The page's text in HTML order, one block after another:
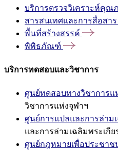
บริการตรวจวิเคราะห์คุณ
สารสนเทศและการสื่อสาร
พื้นที่สร้างสรรค์
พิพิธภัณฑ์
บริการทดสอบและวิชาการ
ศูนย์ทดสอบทางวิชาการแ
วิชาการแห่งจุฬาฯ
ศูนย์การแปลและการล่าม
และการล่ามเฉลิมพระเกีย
ศูนย์กฎหมายเพื่อประชาช